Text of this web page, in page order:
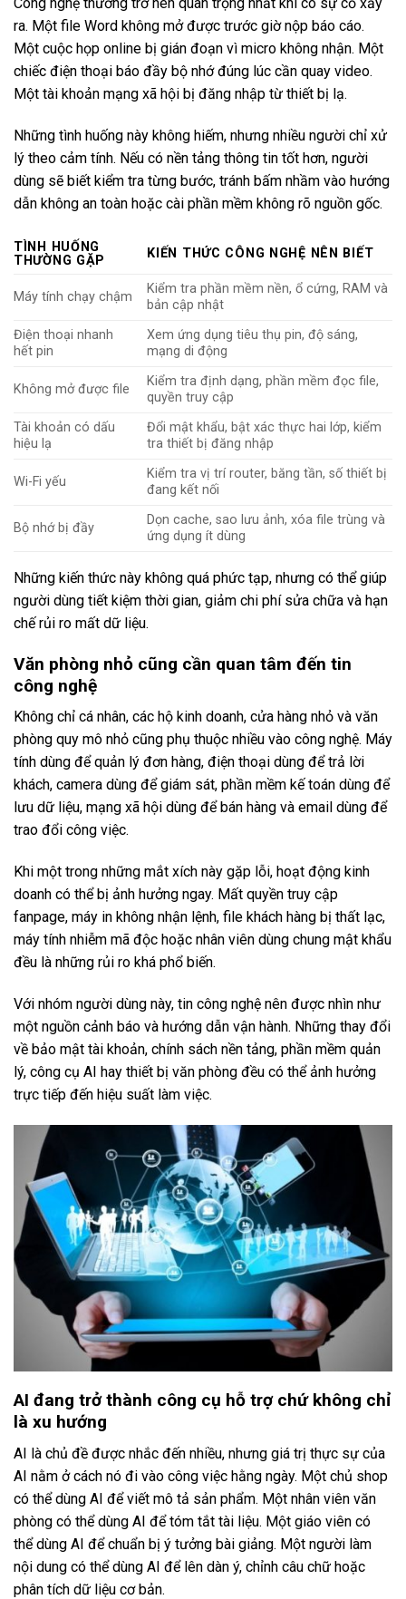
Công nghệ thường trở nên quan trọng nhất khi có sự cố xảy
ra. Một file Word không mở được trước giờ nộp báo cáo.
Một cuộc họp online bị gián đoạn vì micro không nhận. Một
chiếc điện thoại báo đầy bộ nhớ đúng lúc cần quay video.
Một tài khoản mạng xã hội bị đăng nhập từ thiết bị lạ.
Những tình huống này không hiếm, nhưng nhiều người chỉ xử
lý theo cảm tính. Nếu có nền tảng thông tin tốt hơn, người
dùng sẽ biết kiểm tra từng bước, tránh bấm nhầm vào hướng
dẫn không an toàn hoặc cài phần mềm không rõ nguồn gốc.
TÌNH HUỐNG
THƯỜNG GẶP
KIẾN THỨC CÔNG NGHỆ NÊN BIẾT
Máy tính chạy chậm
Kiểm tra phần mềm nền, ổ cứng, RAM và
bản cập nhật
Điện thoại nhanh
hết pin
Xem ứng dụng tiêu thụ pin, độ sáng,
mạng di động
Không mở được file
Kiểm tra định dạng, phần mềm đọc file,
quyền truy cập
Tài khoản có dấu
hiệu lạ
Đổi mật khẩu, bật xác thực hai lớp, kiểm
tra thiết bị đăng nhập
Wi-Fi yếu
Kiểm tra vị trí router, băng tần, số thiết bị
đang kết nối
Bộ nhớ bị đầy
Dọn cache, sao lưu ảnh, xóa file trùng và
ứng dụng ít dùng
Những kiến thức này không quá phức tạp, nhưng có thể giúp
người dùng tiết kiệm thời gian, giảm chi phí sửa chữa và hạn
chế rủi ro mất dữ liệu.
Văn phòng nhỏ cũng cần quan tâm đến tin
công nghệ
Không chỉ cá nhân, các hộ kinh doanh, cửa hàng nhỏ và văn
phòng quy mô nhỏ cũng phụ thuộc nhiều vào công nghệ. Máy
tính dùng để quản lý đơn hàng, điện thoại dùng để trả lời
khách, camera dùng để giám sát, phần mềm kế toán dùng để
lưu dữ liệu, mạng xã hội dùng để bán hàng và email dùng để
trao đổi công việc.
Khi một trong những mắt xích này gặp lỗi, hoạt động kinh
doanh có thể bị ảnh hưởng ngay. Mất quyền truy cập
fanpage, máy in không nhận lệnh, file khách hàng bị thất lạc,
máy tính nhiễm mã độc hoặc nhân viên dùng chung mật khẩu
đều là những rủi ro khá phổ biến.
Với nhóm người dùng này, tin công nghệ nên được nhìn như
một nguồn cảnh báo và hướng dẫn vận hành. Những thay đổi
về bảo mật tài khoản, chính sách nền tảng, phần mềm quản
lý, công cụ AI hay thiết bị văn phòng đều có thể ảnh hưởng
trực tiếp đến hiệu suất làm việc.
AI đang trở thành công cụ hỗ trợ chứ không chỉ
là xu hướng
AI là chủ đề được nhắc đến nhiều, nhưng giá trị thực sự của
AI nằm ở cách nó đi vào công việc hằng ngày. Một chủ shop
có thể dùng AI để viết mô tả sản phẩm. Một nhân viên văn
phòng có thể dùng AI để tóm tắt tài liệu. Một giáo viên có
thể dùng AI để chuẩn bị ý tưởng bài giảng. Một người làm
nội dung có thể dùng AI để lên dàn ý, chỉnh câu chữ hoặc
phân tích dữ liệu cơ bản.